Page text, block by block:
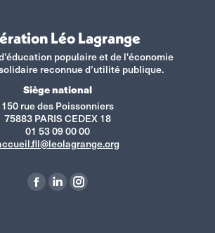
Léo Lagrange
populaire et de l'économie
reconnue d’utilité publique.
Siège national
150 rue des Poissonniers
75883 PARIS CEDEX 18
01 53 09 00 00
La
La
La